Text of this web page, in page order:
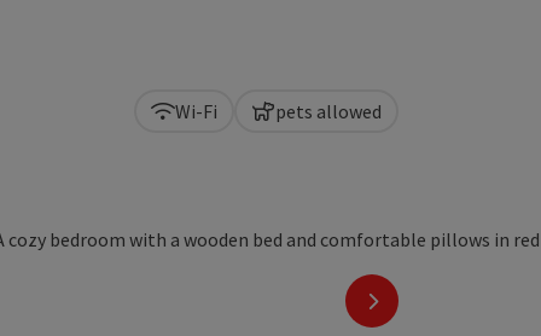
next slide
Wi-Fi pets allowed